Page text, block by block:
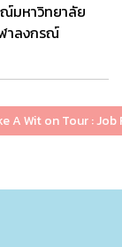
มหาวิทยาลัย
าลงกรณ์
าลัยเกษตรศาสตร์ วิท
Next, Make A Wit on